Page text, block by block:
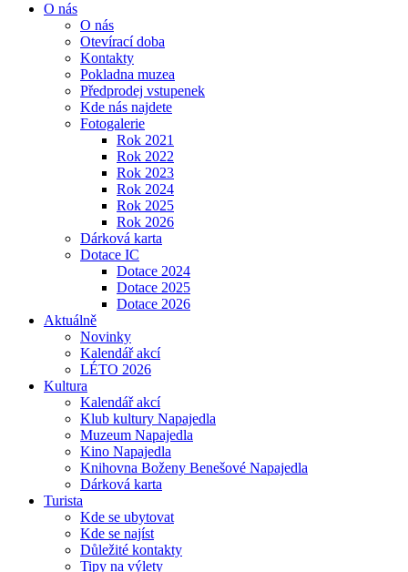
O nás
O nás
Otevírací doba
Kontakty
Pokladna muzea
Předprodej vstupenek
Kde nás najdete
Fotogalerie
Rok 2021
Rok 2022
Rok 2023
Rok 2024
Rok 2025
Rok 2026
Dárková karta
Dotace IC
Dotace 2024
Dotace 2025
Dotace 2026
Aktuálně
Novinky
Kalendář akcí
LÉTO 2026
Kultura
Kalendář akcí
Klub kultury Napajedla
Muzeum Napajedla
Kino Napajedla
Knihovna Boženy Benešové Napajedla
Dárková karta
Turista
Kde se ubytovat
Kde se najíst
Důležité kontakty
Tipy na výlety